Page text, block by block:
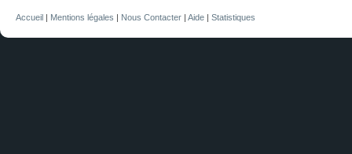
Accueil | Mentions légales | Nous Contacter | Aide | Statistiques